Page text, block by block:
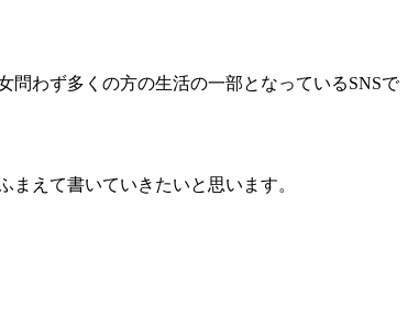
問わず多くの方の生活の一部となっているSNSで
えて書いていきたいと思います。